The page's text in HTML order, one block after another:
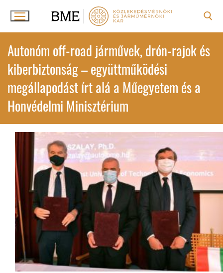
Autonóm off-road járművek, drón-rajok és
kiberbiztonság – együttműködési
megállapodást írt alá a Műegyetem és a
Honvédelmi Minisztérium